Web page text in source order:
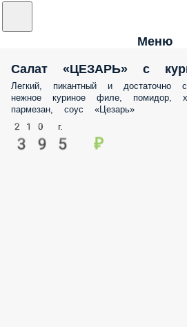
Меню
Салат «ЦЕЗАРЬ» с
Легкий, пикантный и достаточно
нежное куриное филе, помидор,
пармезан, соус «Цезарь»
210 г.
395 ₽